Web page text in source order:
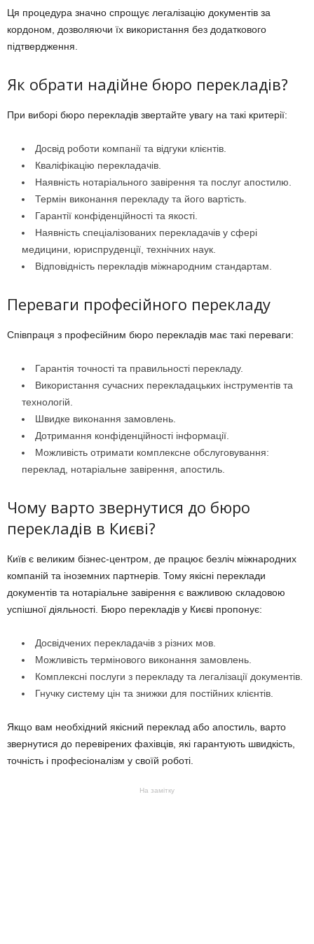
Ця процедура значно спрощує легалізацію документів за
кордоном, дозволяючи їх використання без додаткового
підтвердження.
Як обрати надійне бюро перекладів?
При виборі бюро перекладів звертайте увагу на такі критерії:
Досвід роботи компанії та відгуки клієнтів.
Кваліфікацію перекладачів.
Наявність нотаріального завірення та послуг апостилю.
Термін виконання перекладу та його вартість.
Гарантії конфіденційності та якості.
Наявність спеціалізованих перекладачів у сфері
медицини, юриспруденції, технічних наук.
Відповідність перекладів міжнародним стандартам.
Переваги професійного перекладу
Співпраця з професійним бюро перекладів має такі переваги:
Гарантія точності та правильності перекладу.
Використання сучасних перекладацьких інструментів та
технологій.
Швидке виконання замовлень.
Дотримання конфіденційності інформації.
Можливість отримати комплексне обслуговування:
переклад, нотаріальне завірення, апостиль.
Чому варто звернутися до бюро
перекладів в Києві?
Київ є великим бізнес-центром, де працює безліч міжнародних
компаній та іноземних партнерів. Тому якісні переклади
документів та нотаріальне завірення є важливою складовою
успішної діяльності. Бюро перекладів у Києві пропонує:
Досвідчених перекладачів з різних мов.
Можливість термінового виконання замовлень.
Комплексні послуги з перекладу та легалізації документів.
Гнучку систему цін та знижки для постійних клієнтів.
Якщо вам необхідний якісний переклад або апостиль, варто
звернутися до перевірених фахівців, які гарантують швидкість,
точність і професіоналізм у своїй роботі.
На замітку